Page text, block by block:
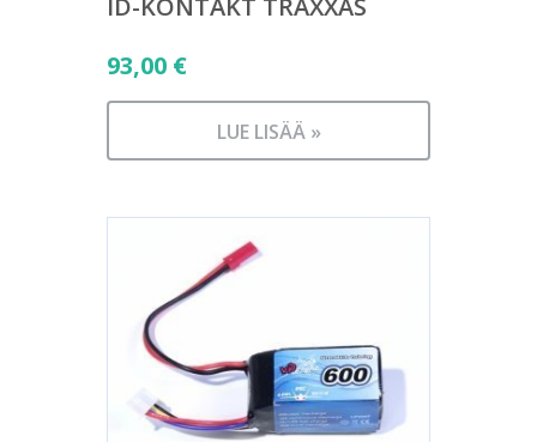
93,00 €
LUE LISÄÄ »